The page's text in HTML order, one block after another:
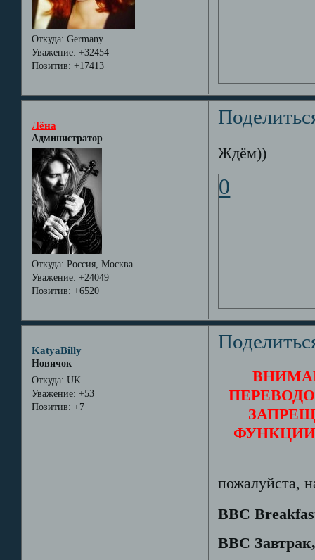
Откуда: Germany
Уважение: +32454
Позитив: +17413
Лёна
Администратор
Откуда: Россия, Москва
Уважение: +24049
Позитив: +6520
Ждём))
0
KatyaBilly
Новичок
Откуда: UK
Уважение: +53
Позитив: +7
пожалуйста,
BBC
BBC